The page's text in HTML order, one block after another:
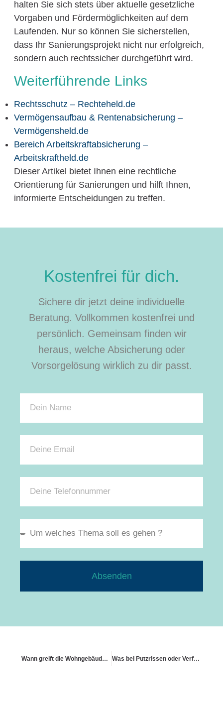
halten Sie sich stets über aktuelle gesetzliche
Vorgaben und Fördermöglichkeiten auf dem
Laufenden. Nur so können Sie sicherstellen,
dass Ihr Sanierungsprojekt nicht nur erfolgreich,
sondern auch rechtssicher durchgeführt wird.
Weiterführende Links
Rechtsschutz – Rechteheld.de
Vermögensaufbau & Rentenabsicherung –
Vermögensheld.de
Bereich Arbeitskraftabsicherung –
Arbeitskraftheld.de
Dieser Artikel bietet Ihnen eine rechtliche
Orientierung für Sanierungen und hilft Ihnen,
informierte Entscheidungen zu treffen.
Kostenfrei für dich.
Sichere dir jetzt deine individuelle
Beratung. Vollkommen kostenfrei und
persönlich. Gemeinsam finden wir
heraus, welche Absicherung oder
Vorsorgelösung wirklich zu dir passt.
Absenden
Wann greift die Wohngebäudeversicherung bei Einbruch Was bei Putzrissen oder Verfärbungen zu tun ist